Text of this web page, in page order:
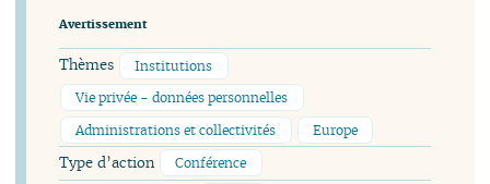
Avertissement
Thèmes
Institutions
Vie privée - données personnelles
Administrations et collectivités
Europe
Type d’action Conférence